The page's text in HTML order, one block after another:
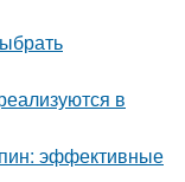
в
эффективные